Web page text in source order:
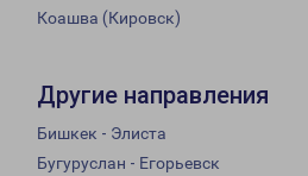
Коашва (Кировск)
Другие направления
Бишкек - Элиста
Бугуруслан - Егорьевск